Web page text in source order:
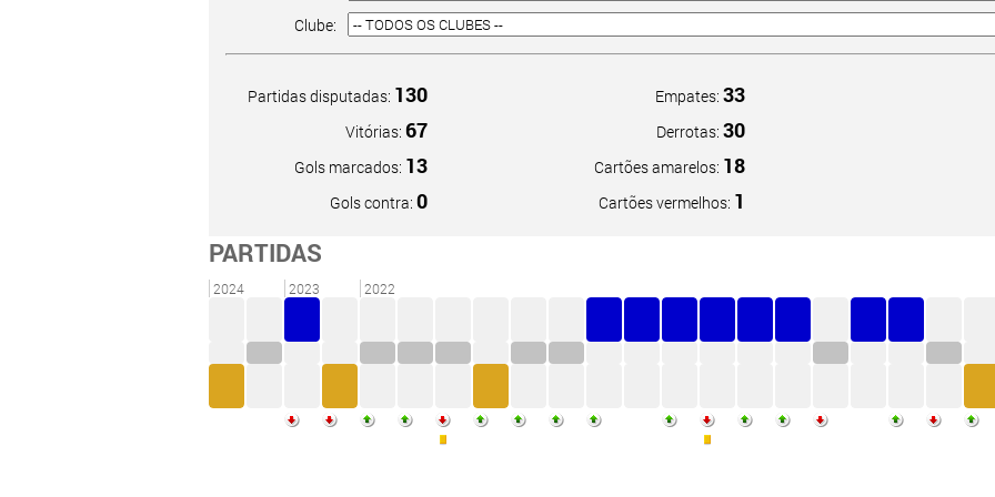
Clube:
Partidas disputadas: 130
Vitórias: 67
Gols marcados: 13
Gols contra: 0
Empates: 33
Derrotas: 30
Cartões amarelos: 18
Cartões vermelhos: 1
PARTIDAS
2024 2023 2022